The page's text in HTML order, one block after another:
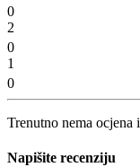
0
2
0
1
0
Trenutno nema ocjena
Napišite recenziju